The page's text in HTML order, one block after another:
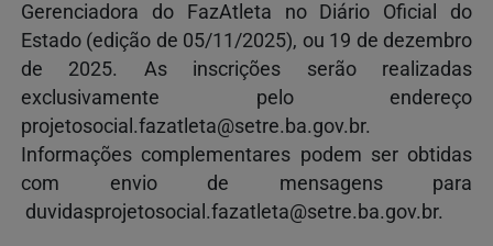
Gerenciadora do FazAtleta no Diário Oficial do
Estado (edição de 05/11/2025), ou 19 de dezembro
de 2025. As inscrições serão realizadas
exclusivamente pelo endereço
projetosocial.fazatleta@setre.ba.gov.br.
Informações complementares podem ser obtidas
com envio de mensagens para
duvidasprojetosocial.fazatleta@setre.ba.gov.br.